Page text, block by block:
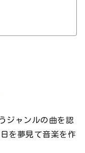
ジャンルの曲を認
を夢見て音楽を作